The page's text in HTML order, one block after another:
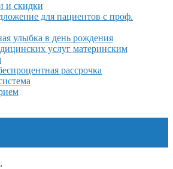
и скидки
для пациентов с проф.
улыбка в день рождения
услуг материнским
рассрочка